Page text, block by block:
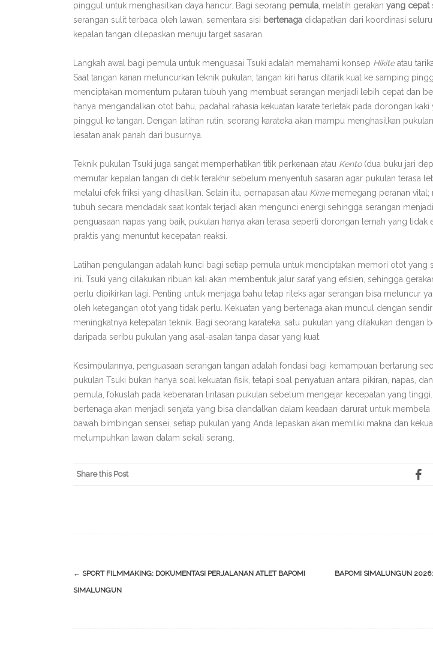
pinggul untuk menghasilkan daya hancur. Bagi seorang pemula , melatih gerakan yang cepat
serangan sulit terbaca oleh lawan, sementara sisi bertenaga didapatkan dari koordinasi
kepalan tangan dilepaskan menuju target sasaran.
Langkah awal bagi pemula untuk menguasai Tsuki adalah memahami konsep Hikiteatau
Saat tangan kanan meluncurkan teknik pukulan, tangan kiri harus ditarik kuat ke samping
menciptakan momentum putaran tubuh yang membuat serangan menjadi lebih cepat dan
hanya mengandalkan otot bahu, padahal rahasia kekuatan karate terletak pada dorongan
pinggul ke tangan. Dengan latihan rutin, seorang karateka akan mampu menghasilkan
lesatan anak panah dari busurnya.
Teknik pukulan Tsuki juga sangat memperhatikan titik perkenaan atau Kento(dua buku jari
memutar kepalan tangan di detik terakhir sebelum menyentuh sasaran agar pukulan terasa
melalui efek friksi yang dihasilkan. Selain itu, pernapasan atau Kimememegang peranan vital;
tubuh secara mendadak saat kontak terjadi akan mengunci energi sehingga serangan
penguasaan napas yang baik, pukulan hanya akan terasa seperti dorongan lemah yang tidak
praktis yang menuntut kecepatan reaksi.
Latihan pengulangan adalah kunci bagi setiap pemula untuk menciptakan memori otot yang
ini. Tsuki yang dilakukan ribuan kali akan membentuk jalur saraf yang efisien, sehingga
perlu dipikirkan lagi. Penting untuk menjaga bahu tetap rileks agar serangan bisa meluncur
oleh ketegangan otot yang tidak perlu. Kekuatan yang bertenaga akan muncul dengan
meningkatnya ketepatan teknik. Bagi seorang karateka, satu pukulan yang dilakukan dengan
daripada seribu pukulan yang asal-asalan tanpa dasar yang kuat.
Kesimpulannya, penguasaan serangan tangan adalah fondasi bagi kemampuan bertarung
pukulan Tsuki bukan hanya soal kekuatan fisik, tetapi soal penyatuan antara pikiran, napas,
pemula, fokuslah pada kebenaran lintasan pukulan sebelum mengejar kecepatan yang
bertenaga akan menjadi senjata yang bisa diandalkan dalam keadaan darurat untuk
bawah bimbingan sensei, setiap pukulan yang Anda lepaskan akan memiliki makna dan
melumpuhkan lawan dalam sekali serang.
Share this Post
Post
navigation
← SPORT FILMMAKING: DOKUMENTASI PERJALANAN ATLET BAPOMI
SIMALUNGUN
BAPOMI SIMALUNGUN